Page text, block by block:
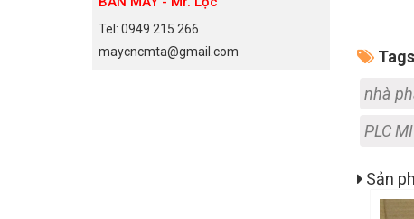
Tel: 0949 215 266
maycncmta@gmail.com
nhà
PLC
Sản